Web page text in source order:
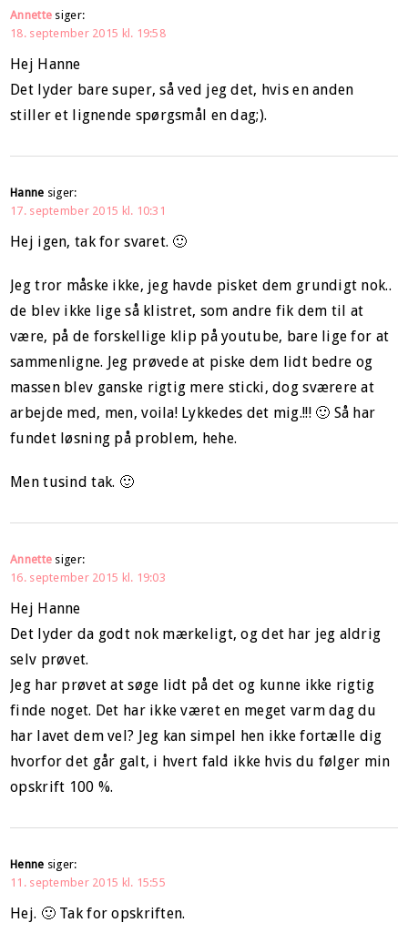
Annette siger:
18. september 2015 kl. 19:58
Hej Hanne
Det lyder bare super, så ved jeg det, hvis en anden
stiller et lignende spørgsmål en dag;).
Hanne siger:
17. september 2015 kl. 10:31
Hej igen, tak for svaret. 🙂
Jeg tror måske ikke, jeg havde pisket dem grundigt nok..
de blev ikke lige så klistret, som andre fik dem til at
være, på de forskellige klip på youtube, bare lige for at
sammenligne. Jeg prøvede at piske dem lidt bedre og
massen blev ganske rigtig mere sticki, dog sværere at
arbejde med, men, voila! Lykkedes det mig.!!! 🙂 Så har
fundet løsning på problem, hehe.
Men tusind tak. 🙂
Annette siger:
16. september 2015 kl. 19:03
Hej Hanne
Det lyder da godt nok mærkeligt, og det har jeg aldrig
selv prøvet.
Jeg har prøvet at søge lidt på det og kunne ikke rigtig
finde noget. Det har ikke været en meget varm dag du
har lavet dem vel? Jeg kan simpel hen ikke fortælle dig
hvorfor det går galt, i hvert fald ikke hvis du følger min
opskrift 100 %.
Henne siger:
11. september 2015 kl. 15:55
Hej. 🙂 Tak for opskriften.